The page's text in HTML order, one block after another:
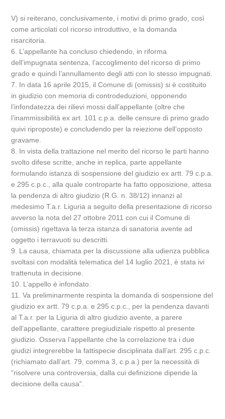
V) si reiterano, conclusivamente, i motivi di primo grado, così
come articolati col ricorso introduttivo, e la domanda
risarcitoria.
6. L’appellante ha concluso chiedendo, in riforma
dell’impugnata sentenza, l’accoglimento del ricorso di primo
grado e quindi l’annullamento degli atti con lo stesso impugnati.
7. In data 16 aprile 2015, il Comune di (omissis) si è costituito
in giudizio con memoria di controdeduzioni, opponendo
l’infondatezza dei rilievi mossi dall’appellante (oltre che
l’inammissibilità ex art. 101 c.p.a. delle censure di primo grado
quivi riproposte) e concludendo per la reiezione dell’opposto
gravame.
8. In vista della trattazione nel merito del ricorso le parti hanno
svolto difese scritte, anche in replica, parte appellante
formulando istanza di sospensione del giudizio ex artt. 79 c.p.a.
e 295 c.p.c., alla quale controparte ha fatto opposizione, attesa
la pendenza di altro giudizio (R.G. n. 38/12) innanzi al
medesimo T.a.r. Liguria a seguito della presentazione di ricorso
avverso la nota del 27 ottobre 2011 con cui il Comune di
(omissis) rigettava la terza istanza di sanatoria avente ad
oggetto i terravuoti su descritti.
9. La causa, chiamata per la discussione alla udienza pubblica
svoltasi con modalità telematica del 14 luglio 2021, è stata ivi
trattenuta in decisione.
10. L’appello è infondato.
11. Va preliminarmente respinta la domanda di sospensione del
giudizio ex artt. 79 c.p.a. e 295 c.p.c., per la pendenza davanti
al T.a.r. per la Liguria di altro giudizio avente, a parere
dell’appellante, carattere pregiudiziale rispetto al presente
giudizio. Osserva l’appellante che la correlazione tra i due
giudizi integrerebbe la fattispecie disciplinata dall’art. 295 c.p.c.
(richiamato dall’art. 79, comma 3, c.p.a.) per la necessità di
“risolvere una controversia, dalla cui definizione dipende la
decisione della causa”.